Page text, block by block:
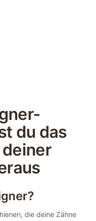
du das
die deine Zähne